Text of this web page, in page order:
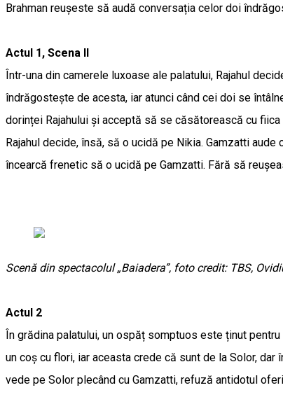
Brahman reușeste să audă conversația celor doi
Actul 1, Scena II
Într-una din camerele luxoase ale palatului, Rajahul
îndrăgostește de acesta, iar atunci când cei doi se
dorinței Rajahului și acceptă să se căsătorească cu
Rajahul decide, însă, să o ucidă pe Nikia. Gamzatti
încearcă frenetic să o ucidă pe Gamzatti. Fără să
Scenă din spectacolul „Baiadera”, foto credit: TBS,
Actul 2
În grădina palatului, un ospăț somptuos este ținut
un coș cu flori, iar aceasta crede că sunt de la Solor,
vede pe Solor plecând cu Gamzatti, refuză antidotul